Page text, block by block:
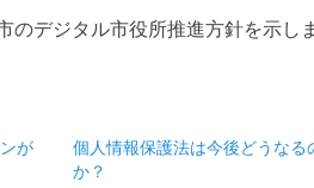
のデジタル市役所推進方針を示しま
が
個人情報保護法は今後どうなる
か？